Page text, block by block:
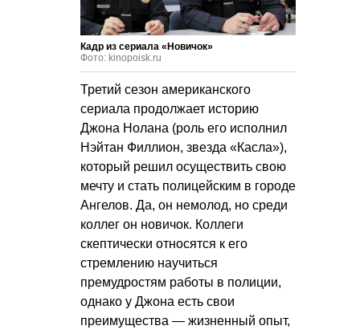
Кадр из сериала «Новичок»
Фото: kinopoisk.ru
Третий сезон американского
сериала продолжает историю
Джона Нолана (роль его исполнил
Нэйтан Филлион, звезда «Касла»),
который решил осуществить свою
мечту и стать полицейским в городе
Ангелов. Да, он немолод, но среди
коллег он новичок. Коллеги
скептически относятся к его
стремлению научиться
премудростям работы в полиции,
однако у Джона есть свои
преимущества — жизненный опыт,